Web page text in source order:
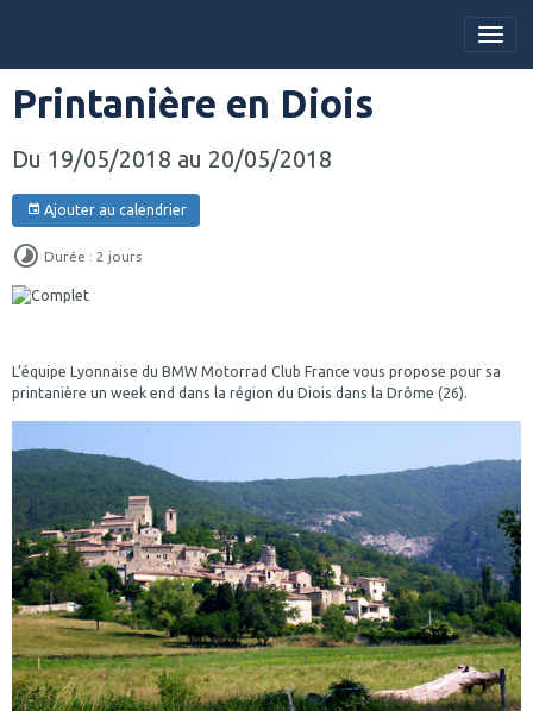
Printanière en Diois
Du 19/05/2018 au 20/05/2018
Ajouter au calendrier
Durée : 2 jours
L’équipe Lyonnaise du BMW Motorrad Club France vous propose pour sa
printanière un week end dans la région du Diois dans la Drôme (26).